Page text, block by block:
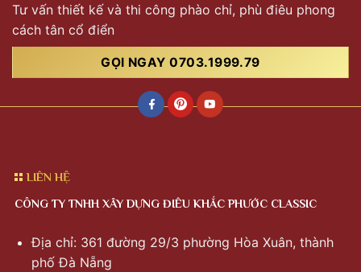
Tư vấn thiết kế và thi công phào chỉ, phù điêu phong
cách tân cổ điển
GỌI NGAY 0703.1999.79
LIÊN HỆ
CÔNG TY TNHH XÂY DỰNG ĐIÊU KHẮC PHƯỚC CLASSIC
Địa chỉ: 361 đường 29/3 phường Hòa Xuân, thành
phố Đà Nẵng